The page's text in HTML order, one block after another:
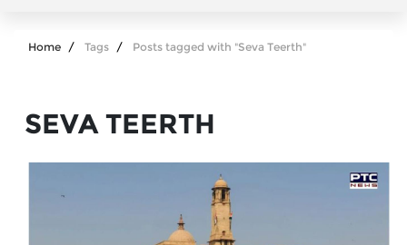
Home Tags Posts tagged with "Seva Teerth"
SEVA TEERTH